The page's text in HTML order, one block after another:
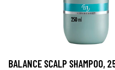
BALANCE SCALP SHAMPOO,